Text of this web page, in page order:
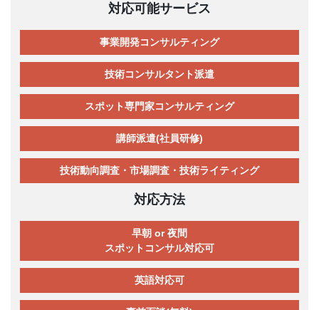
対応可能サービス
事業開発コンサルティング
技術コンサルタント派遣
スポット専門家コンサルティング
講師派遣(社員研修)
技術動向調査・市場調査・技術ライティング
対応方法
早朝 or 夜間
スポットコンサル対応可
英語対応可